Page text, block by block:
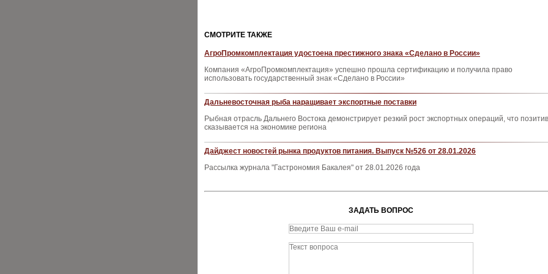
CМОТРИТЕ ТАКЖЕ
АгроПромкомплектация удостоена престижного знака «Сделано в России»
Компания «АгроПромкомплектация» успешно прошла сертификацию и получила право
использовать государственный знак «Сделано в России»
Дальневосточная рыба наращивает экспортные поставки
Рыбная отрасль Дальнего Востока демонстрирует резкий рост экспортных операций, что
сказывается на экономике региона
Дайджест новостей рынка продуктов питания. Выпуск №526 от 28.01.2026
Рассылка журнала "Гастрономия Бакалея" от 28.01.2026 года
ЗАДАТЬ ВОПРОС